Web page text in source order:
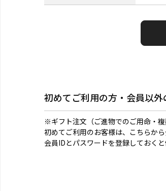
初めてご利用の方・会員以外
※ギフト注文（ご進物でのご用命・
初めてご利用のお客様は、こちらから
会員IDとパスワードを登録しておく